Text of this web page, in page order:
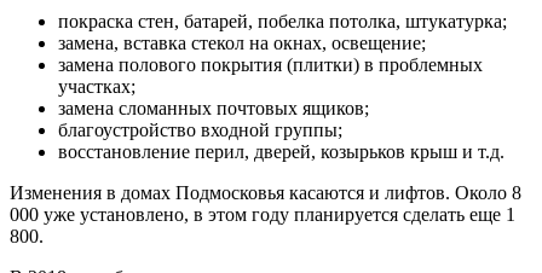
покраска стен, батарей, побелка потолка, штукатурка;
замена, вставка стекол на окнах, освещение;
замена полового покрытия (плитки) в проблемных
участках;
замена сломанных почтовых ящиков;
благоустройство входной группы;
восстановление перил, дверей, козырьков крыш и т.д.
Изменения в домах Подмосковья касаются и лифтов. Около 8
000 уже установлено, в этом году планируется сделать еще 1
800.